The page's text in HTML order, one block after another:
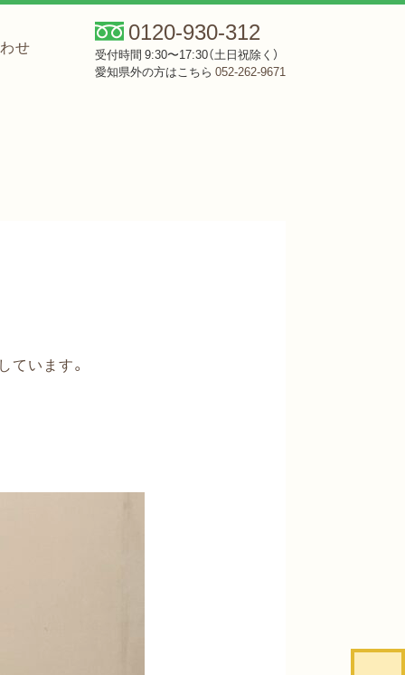
せ
0120-930-312
受付時間 9:30〜17:30（土日祝除く）
愛知県外の方はこちら 052-262-9671
います。